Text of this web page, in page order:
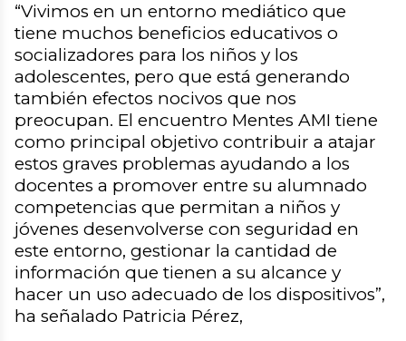
“Vivimos en un entorno mediático que
tiene muchos beneficios educativos o
socializadores para los niños y los
adolescentes, pero que está generando
también efectos nocivos que nos
preocupan. El encuentro Mentes AMI tiene
como principal objetivo contribuir a atajar
estos graves problemas ayudando a los
docentes a promover entre su alumnado
competencias que permitan a niños y
jóvenes desenvolverse con seguridad en
este entorno, gestionar la cantidad de
información que tienen a su alcance y
hacer un uso adecuado de los dispositivos”,
ha señalado Patricia Pérez,